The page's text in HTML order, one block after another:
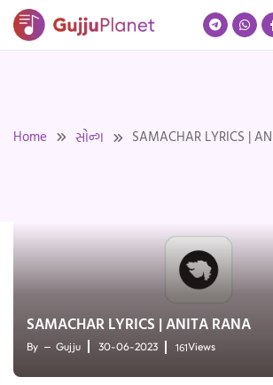
Skip
Home સોન્ગ SAMACHAR LYRICS |
SAMACHAR LYRICS | ANITA RANA
By Gujju 30-06-2023 161Views